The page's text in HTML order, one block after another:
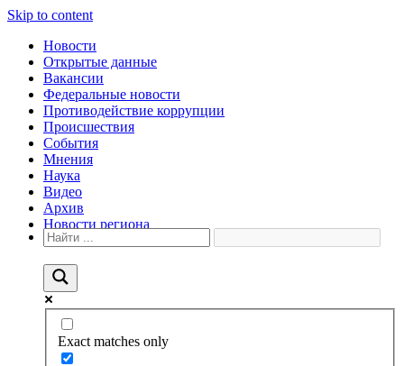
Skip to content
Новости
Открытые данные
Вакансии
Федеральные новости
Противодействие коррупции
Происшествия
События
Мнения
Наука
Видео
Архив
Новости региона
Exact matches only